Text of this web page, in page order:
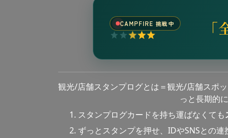
CAMPFIRE 挑戦中
観光/店舗スタンプログとは＝観光/店舗スポ
っと長期的
スタンプログカードを持ち運ばなくても
ずっとスタンプを押せ、IDやSNSとの